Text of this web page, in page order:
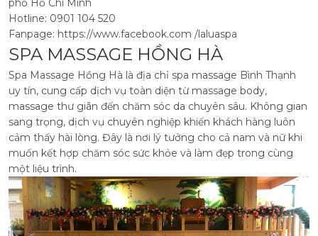
Hotline: 0901 104 520
Fanpage: https://www.facebook.com /laluaspa
SPA MASSAGE HỒNG HÀ
Spa Massage Hồng Hà là địa chỉ spa massage Bình Thạnh
uy tín, cung cấp dịch vụ toàn diện từ massage body,
massage thư giãn đến chăm sóc da chuyên sâu. Không gian
sang trọng, dịch vụ chuyên nghiệp khiến khách hàng luôn
cảm thấy hài lòng. Đây là nơi lý tưởng cho cả nam và nữ khi
muốn kết hợp chăm sóc sức khỏe và làm đẹp trong cùng
một liệu trình.